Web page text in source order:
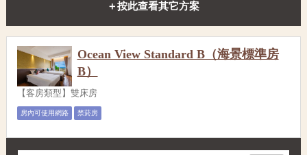
＋按此查看其它方案
Ocean View Standard B（海景標準房
B）
【客房類型】雙床房
房內可使用網路 禁菸房